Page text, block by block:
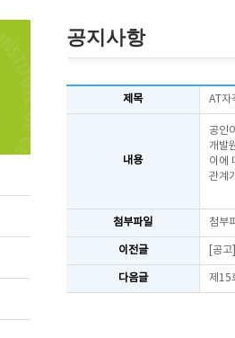
공지사항
제목 AT자
내용
공인
개발
이에
관계
첨부파일 첨부
이전글 [공
다음글 제15